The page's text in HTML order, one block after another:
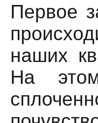
Первое
наших
На